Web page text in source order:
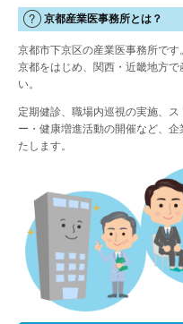
京都産業医事務所とは？
京都市下京区の産業医事務所です。
京都をはじめ、関西・近畿地方
い。
定期健診、職場内巡視の実施、
ー・健康増進活動の開催など、
たします。